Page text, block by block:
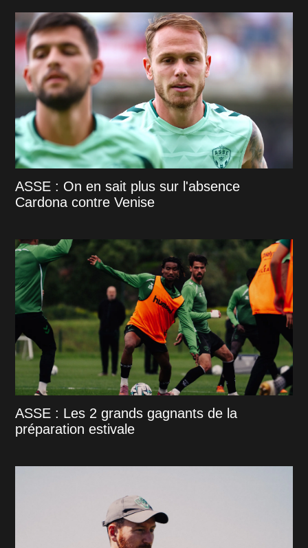
ASSE : On en sait plus sur l'absence
Cardona contre Venise
ASSE : Les 2 grands gagnants de la
préparation estivale